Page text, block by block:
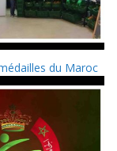
du Maroc